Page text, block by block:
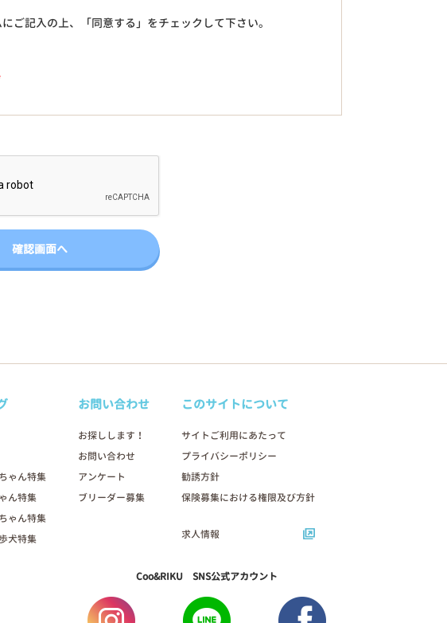
ご記入の上、「同意する」をチェックして下さい。
ゃん特集
ん特集
ゃん特集
犬特集
お問い合わせ
お探しします！
お問い合わせ
アンケート
ブリーダー募集
このサイトについて
サイトご利用にあたって
プライバシーポリシー
勧誘方針
保険募集における権限及び方針
求人情報
Coo&RIKU SNS公式アカウント